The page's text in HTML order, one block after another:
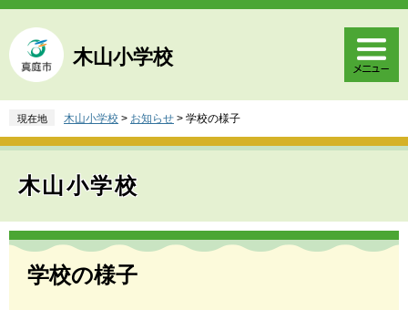
ペ
ジ
の
頭
す
メ
ュ
ー
飛
し
へ
木山小学校
現在地 木山小学校 > お知らせ > 学校の様子
木山小学校
本
学校の様子